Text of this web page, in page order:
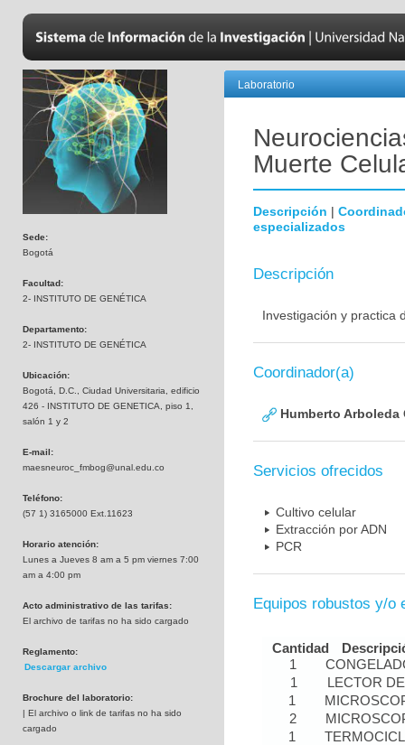
Sede:
Bogotá
Facultad:
2- INSTITUTO DE GENÉTICA
Departamento:
2- INSTITUTO DE GENÉTICA
Ubicación:
Bogotá, D.C., Ciudad Universitaria, edificio
426 - INSTITUTO DE GENETICA, piso 1,
salón 1 y 2
E-mail:
maesneuroc_fmbog@unal.edu.co
Teléfono:
(57 1) 3165000 Ext.11623
Horario atención:
Lunes a Jueves 8 am a 5 pm viernes 7:00
am a 4:00 pm
Acto administrativo de las tarifas:
El archivo de tarifas no ha sido cargado
Reglamento:
Descargar archivo
Brochure del laboratorio:
| El archivo o link de tarifas no ha sido
cargado
Laboratorio
Muerte
Descripción |
especializados
Descripción
Investigación y practica
Coordinador(a)
Humberto Arboleda
Servicios ofrecidos
Cultivo celular
Extracción por ADN
PCR
Equipos robustos y/o
Cantidad
1
1
LECTOR
1
2
1